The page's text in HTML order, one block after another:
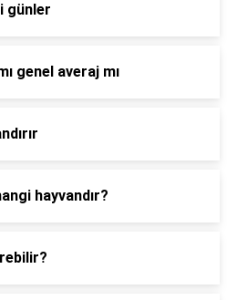
günler
genel averaj mı
hayvandır?